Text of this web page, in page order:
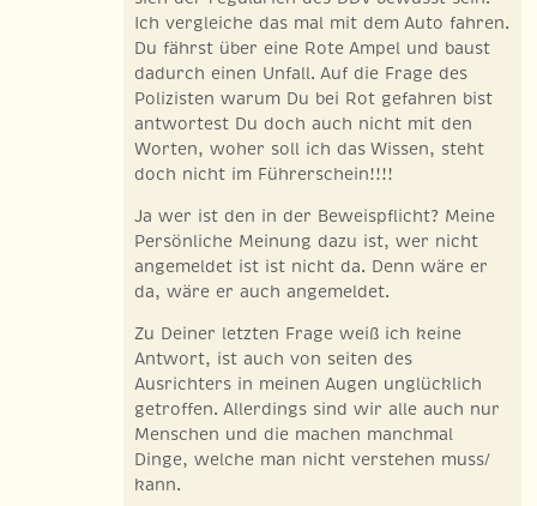
Ich vergleiche das mal mit dem Auto fahren.
Du fährst über eine Rote Ampel und baust
dadurch einen Unfall. Auf die Frage des
Polizisten warum Du bei Rot gefahren bist
antwortest Du doch auch nicht mit den
Worten, woher soll ich das Wissen, steht
doch nicht im Führerschein!!!!
Ja wer ist den in der Beweispflicht? Meine
Persönliche Meinung dazu ist, wer nicht
angemeldet ist ist nicht da. Denn wäre er
da, wäre er auch angemeldet.
Zu Deiner letzten Frage weiß ich keine
Antwort, ist auch von seiten des
Ausrichters in meinen Augen unglücklich
getroffen. Allerdings sind wir alle auch nur
Menschen und die machen manchmal
Dinge, welche man nicht verstehen muss/
kann.